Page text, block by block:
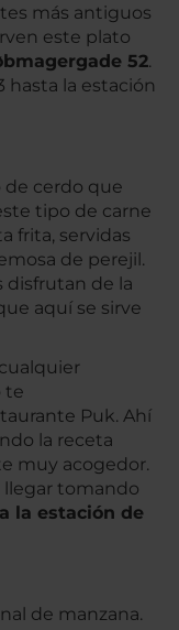
más antiguos
este plato
52.
hasta la estación
de cerdo que
tipo de carne
frita, servidas
de perejil.
disfrutan de la
aquí se sirve
te
Puk. Ahí
la receta
muy acogedor.
llegar tomando
la estación de
de manzana.